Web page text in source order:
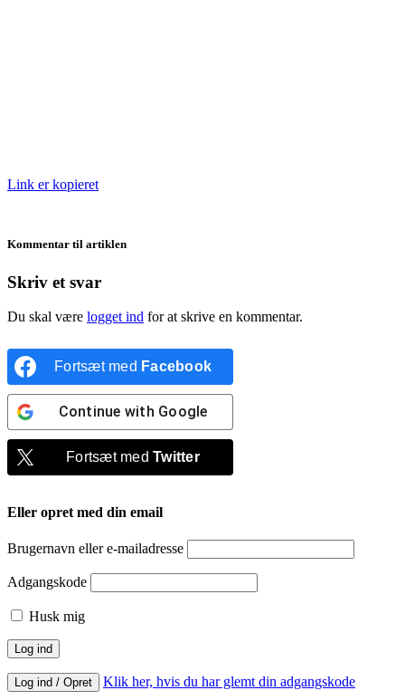
Link er kopieret
Kommentar til artiklen
Skriv et svar
Du skal være logget ind for at skrive en kommentar.
Fortsæt med Facebook
Continue with Google
Fortsæt medTwitter
Eller opret med din email
Brugernavn eller e-mailadresse
Adgangskode
Husk mig
Log ind / Opret Klik her, hvis du har glemt din adgangskode